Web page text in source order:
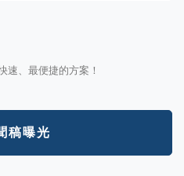
速、最便捷的方案！
稿曝光